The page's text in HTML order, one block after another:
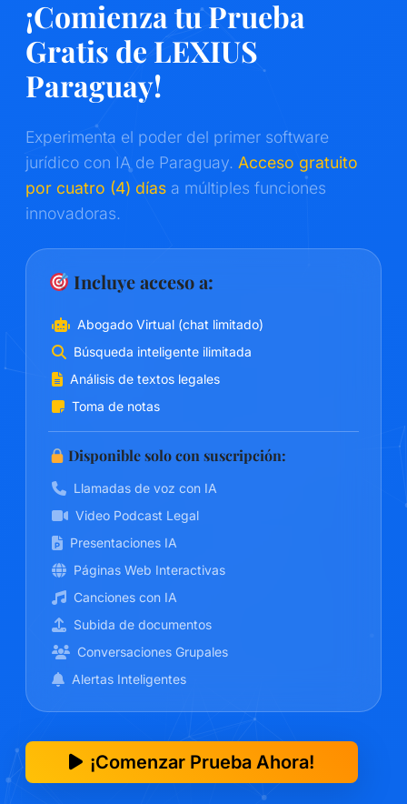
¡Comienza tu Prueba
Gratis de LEXIUS
Paraguay!
Experimenta el poder del primer software
jurídico con IA de Paraguay. Acceso gratuito
por cuatro (4) días a múltiples funciones
innovadoras.
Incluye acceso a:
Abogado Virtual (chat limitado)
Búsqueda inteligente ilimitada
Análisis de textos legales
Toma de notas
Disponible solo con suscripción:
Llamadas de voz con IA
Video Podcast Legal
Presentaciones IA
Páginas Web Interactivas
Canciones con IA
Subida de documentos
Conversaciones Grupales
Alertas Inteligentes
¡Comenzar Prueba Ahora!